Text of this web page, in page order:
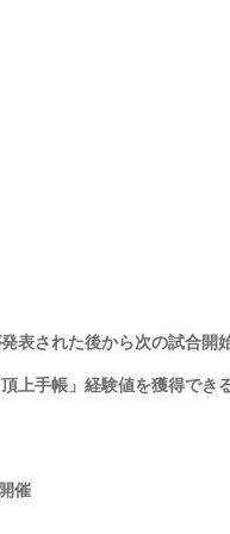
表された後から次の試合
上手帳」経験値を獲得でき
催